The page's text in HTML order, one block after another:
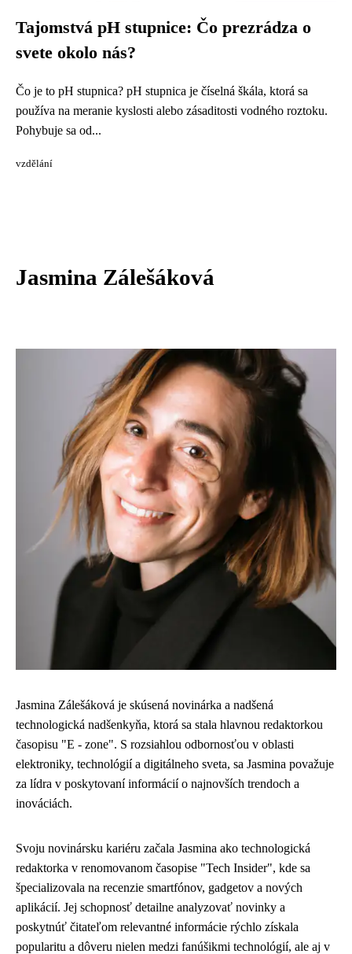
Tajomstvá pH stupnice: Čo prezrádza o
svete okolo nás?
Čo je to pH stupnica? pH stupnica je číselná škála, ktorá sa
používa na meranie kyslosti alebo zásaditosti vodného roztoku.
Pohybuje sa od...
vzdělání
Jasmina Zálešáková
Jasmina Zálešáková je skúsená novinárka a nadšená
technologická nadšenkyňa, ktorá sa stala hlavnou redaktorkou
časopisu "E - zone". S rozsiahlou odbornosťou v oblasti
elektroniky, technológií a digitálneho sveta, sa Jasmina považuje
za lídra v poskytovaní informácií o najnovších trendoch a
inováciách.
Svoju novinársku kariéru začala Jasmina ako technologická
redaktorka v renomovanom časopise "Tech Insider", kde sa
špecializovala na recenzie smartfónov, gadgetov a nových
aplikácií. Jej schopnosť detailne analyzovať novinky a
poskytnúť čitateľom relevantné informácie rýchlo získala
popularitu a dôveru nielen medzi fanúšikmi technológií, ale aj v